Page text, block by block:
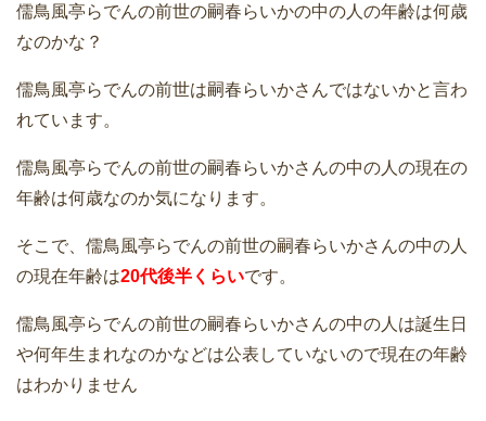
儒鳥風亭らでんの前世の嗣春らいかの中の人の年齢は何歳
なのかな？
儒鳥風亭らでんの前世は嗣春らいかさんではないかと言わ
れています。
儒鳥風亭らでんの前世の嗣春らいかさんの中の人の現在の
年齢は何歳なのか気になります。
そこで、儒鳥風亭らでんの前世の嗣春らいかさんの中の人
の現在年齢は20代後半くらいです。
儒鳥風亭らでんの前世の嗣春らいかさんの中の人は誕生日
や何年生まれなのかなどは公表していないので現在の年齢
はわかりません